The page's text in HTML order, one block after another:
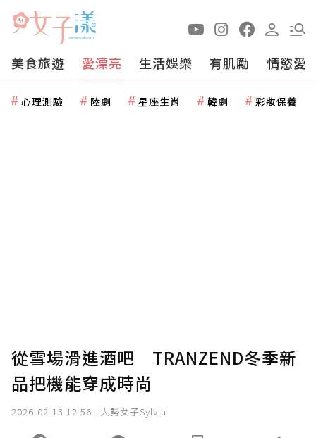
美食旅遊 愛漂亮 生活娛樂 有肌勵 情慾愛
心理測驗 陸劇 星座生肖 韓劇 彩妝保養
從雪場滑進酒吧 TRANZEND冬季新
品把機能穿成時尚
2026-02-13 12:56 大勢女子Sylvia